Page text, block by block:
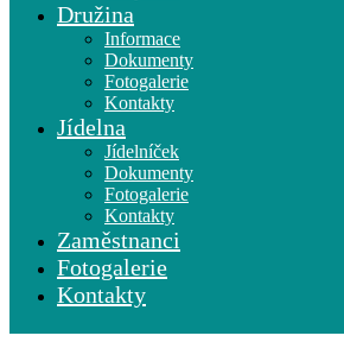
Družina
Informace
Dokumenty
Fotogalerie
Kontakty
Jídelna
Jídelníček
Dokumenty
Fotogalerie
Kontakty
Zaměstnanci
Fotogalerie
Kontakty